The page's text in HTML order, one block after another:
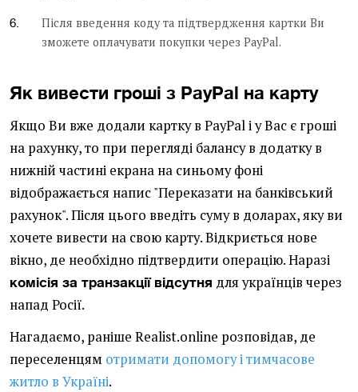
Після введення коду та підтвердження картки Ви
зможете оплачувати покупки через PayPal.
Як вивести гроші з PayPal на карту
Якщо Ви вже додали картку в PayPal і у Вас є гроші
на рахунку, то при перегляді балансу в додатку в
нижній частині екрана на синьому фоні
відображається напис "Переказати на банківський
рахунок". Після цього введіть суму в доларах, яку ви
хочете вивести на свою карту. Відкриється нове
вікно, де необхідно підтвердити операцію. Наразі
комісія за транзакції відсутня для українців через
напад Росії.
Нагадаємо, раніше Realist.online розповідав, де
переселенцям отримати допомогу і тимчасове
житло в Україні.